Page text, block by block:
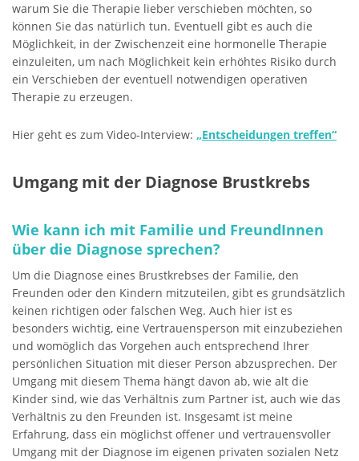
warum Sie die Therapie lieber verschieben möchten, so
können Sie das natürlich tun. Eventuell gibt es auch die
Möglichkeit, in der Zwischenzeit eine hormonelle Therapie
einzuleiten, um nach Möglichkeit kein erhöhtes Risiko durch
ein Verschieben der eventuell notwendigen operativen
Therapie zu erzeugen.
Hier geht es zum Video-Interview: „Entscheidungen treffen“
Umgang mit der Diagnose Brustkrebs
Wie kann ich mit Familie und FreundInnen
über die Diagnose sprechen?
Um die Diagnose eines Brustkrebses der Familie, den
Freunden oder den Kindern mitzuteilen, gibt es grundsätzlich
keinen richtigen oder falschen Weg. Auch hier ist es
besonders wichtig, eine Vertrauensperson mit einzubeziehen
und womöglich das Vorgehen auch entsprechend Ihrer
persönlichen Situation mit dieser Person abzusprechen. Der
Umgang mit diesem Thema hängt davon ab, wie alt die
Kinder sind, wie das Verhältnis zum Partner ist, auch wie das
Verhältnis zu den Freunden ist. Insgesamt ist meine
Erfahrung, dass ein möglichst offener und vertrauensvoller
Umgang mit der Diagnose im eigenen privaten sozialen Netz